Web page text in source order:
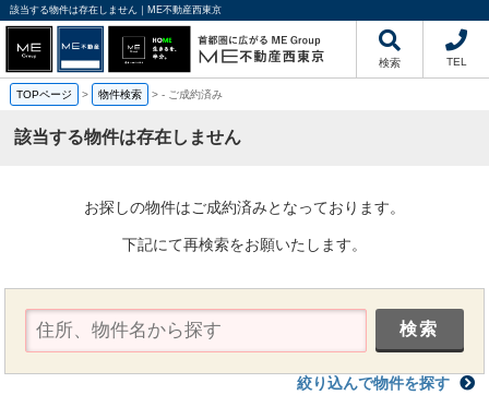
該当する物件は存在しません｜ME不動産西東京
検索 TEL
TOPページ > 物件検索 >- ご成約済み
該当する物件は存在しません
お探しの物件はご成約済みとなっております。
下記にて再検索をお願いたします。
絞り込んで物件を探す